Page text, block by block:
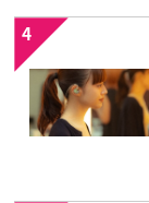
4